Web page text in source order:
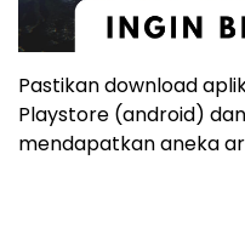
Pastikan download
Playstore (android)
mendapatkan aneka